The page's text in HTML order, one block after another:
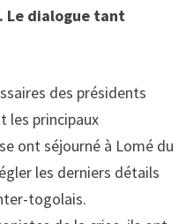
dialogue tant
des présidents
les principaux
ont séjourné à Lomé du
les derniers détails
togolais.